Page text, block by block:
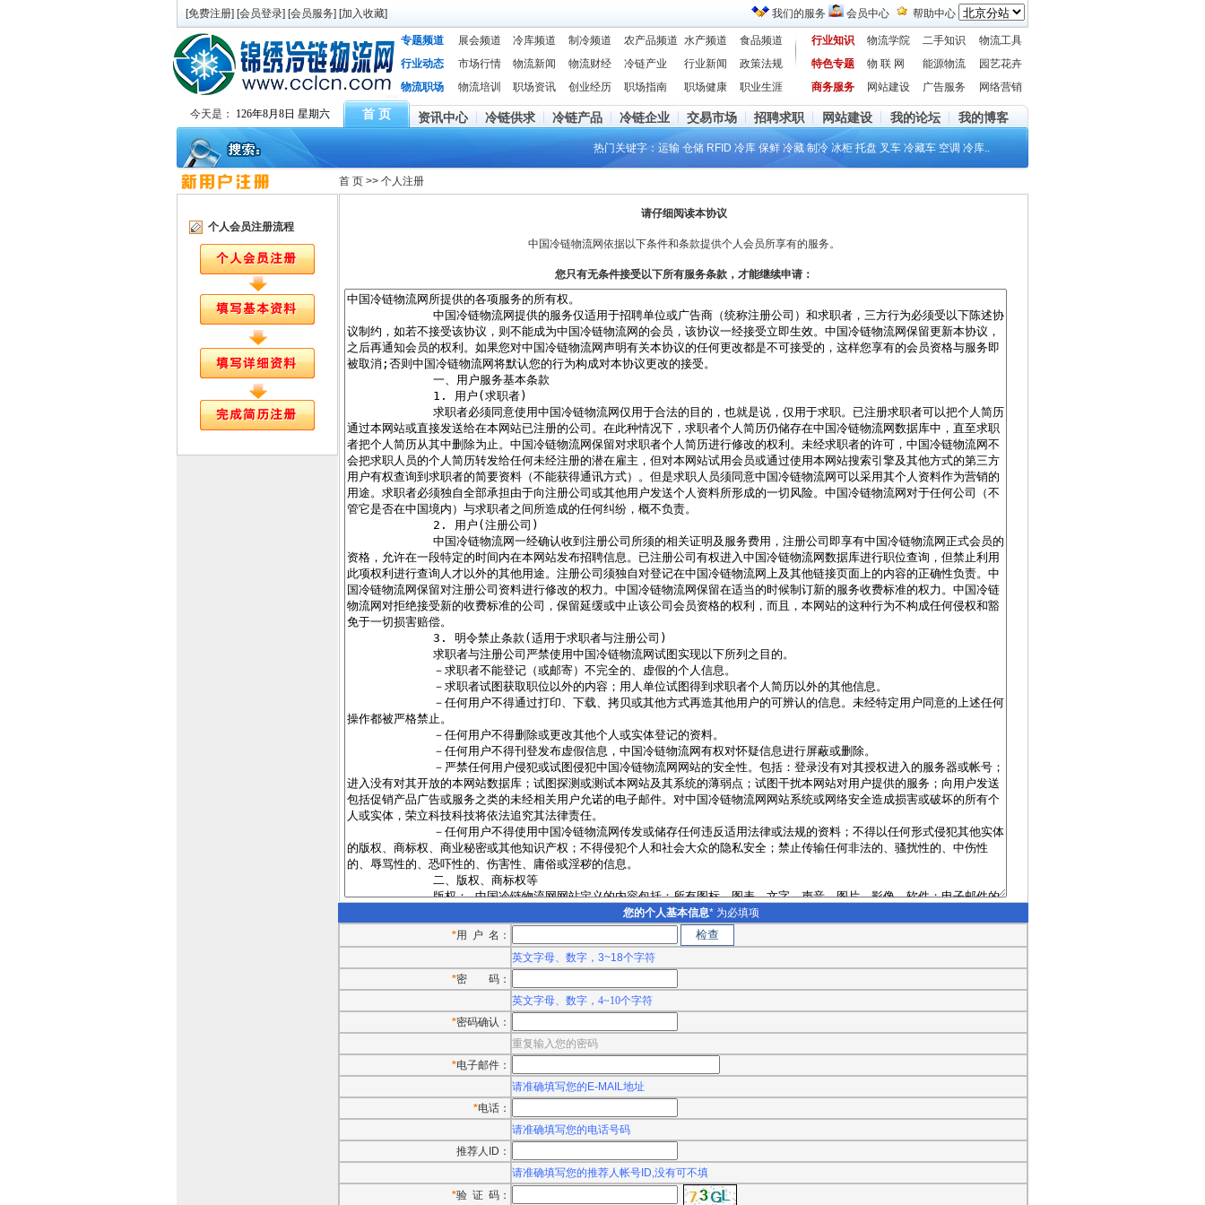
[免费注册] [会员登录] [会员服务] [加入收藏] 我们的服务 会员中心 帮助中心
专题频道 展会频道 冷库频道 制冷频道 农产品频道 水产频道 食品频道 行业知识 物流学院 二手知识
物流工具
行业动态
市场行情 物流新闻 物流财经 冷链产业 行业新闻 政策法规 特色专题 物 联 网 能源物流
园艺花卉
物流职场
物流培训 职场资讯 创业经历 职场指南 职场健康 职业生涯 商务服务 网站建设 广告服务 网络营销
今天是： 126年8月8日 星期六 首 页 资讯中心 冷链供求 冷链产品 冷链企业 交易市场 招聘求职 网站建设 我的论坛 我的博客
热门关键字： 运输 仓储 RFID 冷库 保鲜 冷藏 制冷 冰柜 托盘 叉车 冷藏车 空调 冷库..
个人会员注册流程
首 页 >> 个人注册
请仔细阅读本协议
中国冷链物流网依据以下条件和条款提供个人会员所享有的服务。
您只有无条件接受以下所有服务条款，才能继续申请：
您的个人基本信息* 为必填项
*用 户 名：
英文字母、数字，3~18个字符
*密 码：
英文字母、数字，4~10个字符
*密码确认：
重复输入您的密码
*电子邮件：
请准确填写您的 E-MAIL地址
*电话：
请准确填写您的电话号码
推荐人ID：
请准确填写您的推荐人帐号ID,没有可不填
*验 证 码：